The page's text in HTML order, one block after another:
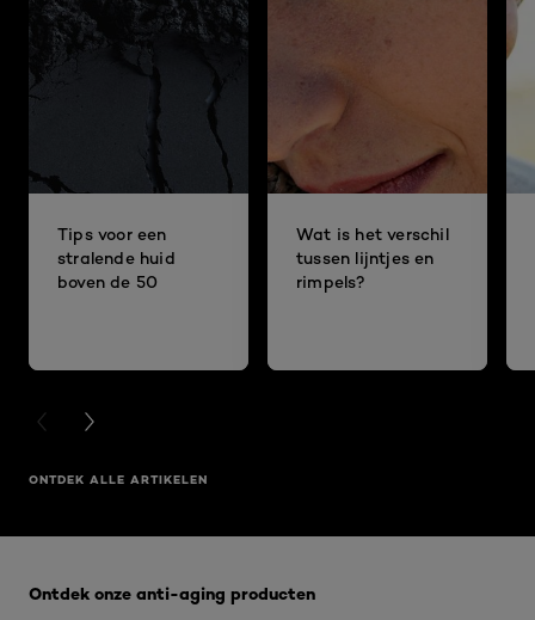
Tips voor een
stralende huid
boven de 50
Wat is het verschil
tussen lijntjes en
rimpels?
PREVIOUS CARD
NEXT CARD
ONTDEK ALLE ARTIKELEN
Ontdek onze anti-aging producten